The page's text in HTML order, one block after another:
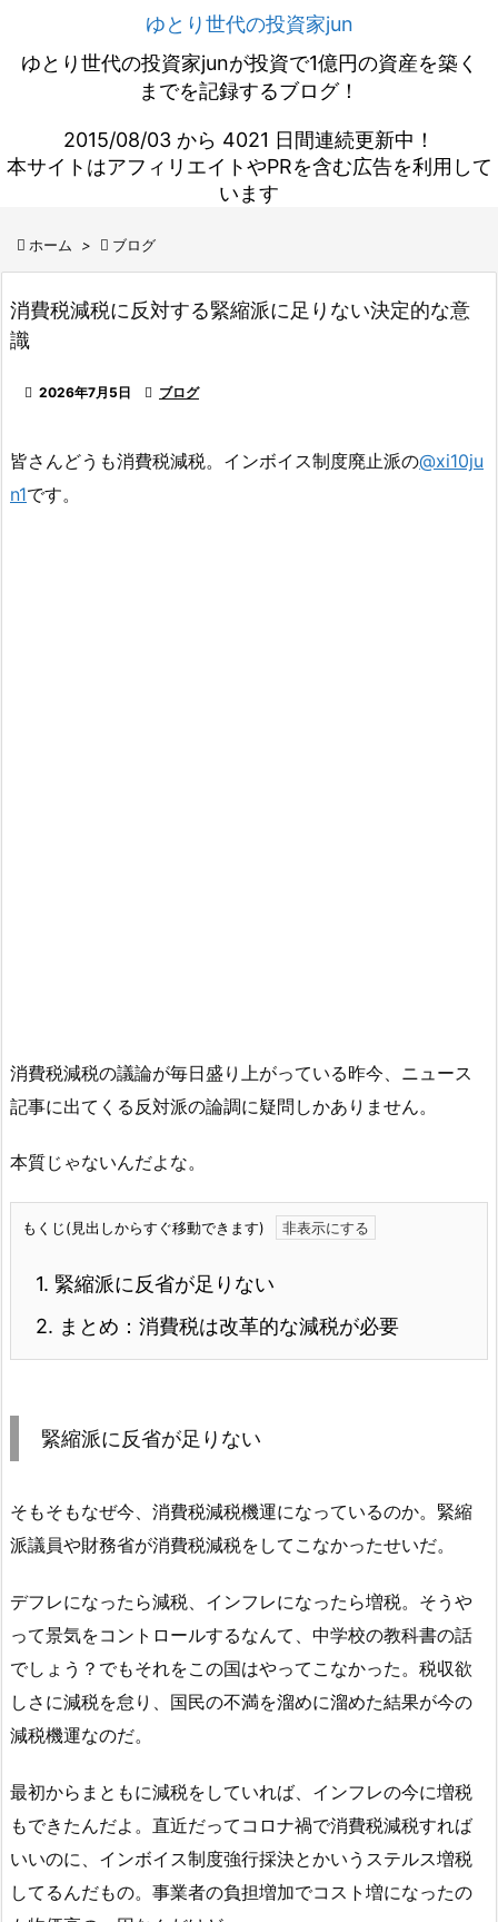
ゆとり世代の投資家jun
ゆとり世代の投資家junが投資で1億円の資産を築く
までを記録するブログ！
2015/08/03 から 4021 日間連続更新中！
本サイトはアフィリエイトやPRを含む広告を利用して
います
 ホーム >  ブログ
消費税減税に反対する緊縮派に足りない決定的な意
識
 2026年7月5日  ブログ
皆さんどうも消費税減税。インボイス制度廃止派の@xi10ju
n1です。
消費税減税の議論が毎日盛り上がっている昨今、ニュース
記事に出てくる反対派の論調に疑問しかありません。
本質じゃないんだよな。
もくじ(見出しからすぐ移動できます)
1. 緊縮派に反省が足りない
2. まとめ：消費税は改革的な減税が必要
緊縮派に反省が足りない
そもそもなぜ今、消費税減税機運になっているのか。緊縮
派議員や財務省が消費税減税をしてこなかったせいだ。
デフレになったら減税、インフレになったら増税。そうや
って景気をコントロールするなんて、中学校の教科書の話
でしょう？でもそれをこの国はやってこなかった。税収欲
しさに減税を怠り、国民の不満を溜めに溜めた結果が今の
減税機運なのだ。
最初からまともに減税をしていれば、インフレの今に増税
もできたんだよ。直近だってコロナ禍で消費税減税すれば
いいのに、インボイス制度強行採決とかいうステルス増税
してるんだもの。事業者の負担増加でコスト増になったの